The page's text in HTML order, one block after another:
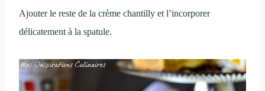
Ajouter le reste de la crème chantilly et l’incorporer
délicatement à la spatule.